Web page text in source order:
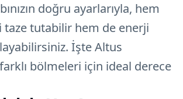
doğru ayarlarıyla, hem
taze tutabilir hem de enerji
İşte Altus
bölmeleri için ideal derece